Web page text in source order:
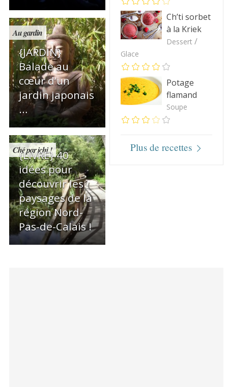
Au gardin
{JARDIN}
Balade au
cœur d’un
jardin japonais
…
Ché par ichi !
{LIVRE} 40
idées pour
découvrir les
paysages de la
région Nord-
Pas-de-Calais !
Ch’ti sorbet
à la Kriek
Dessert /
Glace
Potage
flamand
Soupe
Plus de recettes